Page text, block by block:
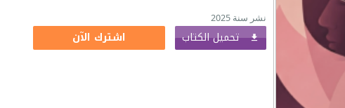
نشر سنة 2025
تحميل الكتاب اشترك الآن